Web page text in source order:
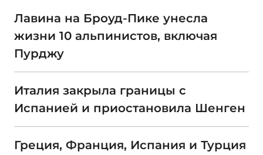
Лавина на Броуд-Пике унесла
жизни 10 альпинистов, включая
Пурджу
Италия закрыла границы с
Испанией и приостановила Шенген
Греция, Франция, Испания и Турция